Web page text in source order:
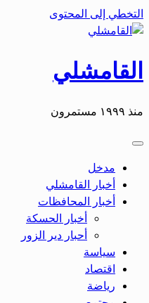
التخطي إلى المحتوى
القامشلي
منذ ١٩٩٩ مستمرون
مدخل
أخبار القامشلي
أخبار المحافظات
أخبار الحسكة
أحبار دير الزور
سياسة
اقتصاد
رياضة